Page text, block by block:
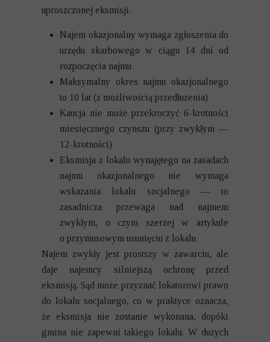
uproszczonej eksmisji.
Najem okazjonalny wymaga zgłoszenia do
urzędu skarbowego w ciągu 14 dni od
rozpoczęcia najmu
Maksymalny okres najmu okazjonalnego
to 10 lat (z możliwością przedłużenia)
Kaucja nie może przekroczyć 6-krotności
miesięcznego czynszu (przy zwykłym —
12-krotności)
Eksmisja z lokalu wynajętego na zasadach
najmu okazjonalnego nie wymaga
wskazania lokalu socjalnego — to
zasadnicza przewaga nad najmem
zwykłym, o czym szerzej w artykule
o przymusowym usunięciu z lokalu
Najem zwykły jest prostszy w zawarciu, ale
daje najemcy silniejszą ochronę przed
eksmisją. Sąd może przyznać lokatorowi prawo
do lokalu socjalnego, co w praktyce oznacza,
że eksmisja nie zostanie wykonana, dopóki
gmina nie zapewni takiego lokalu. W dużych